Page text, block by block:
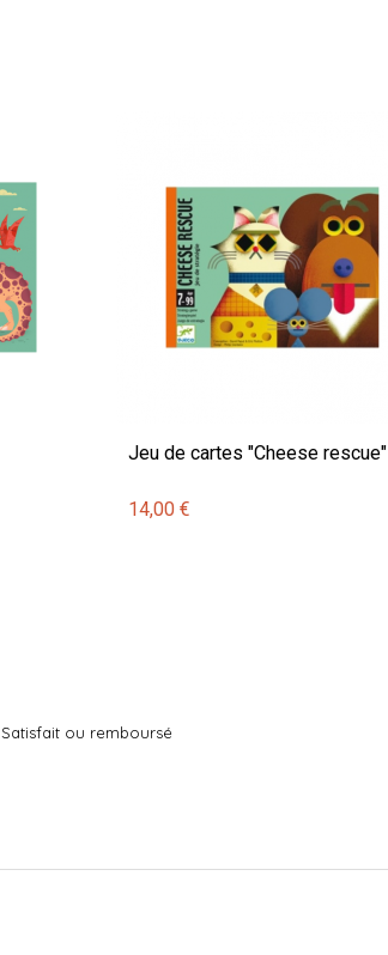
Jeu de cartes "Cheese rescue"
14,00 €
Satisfait ou remboursé